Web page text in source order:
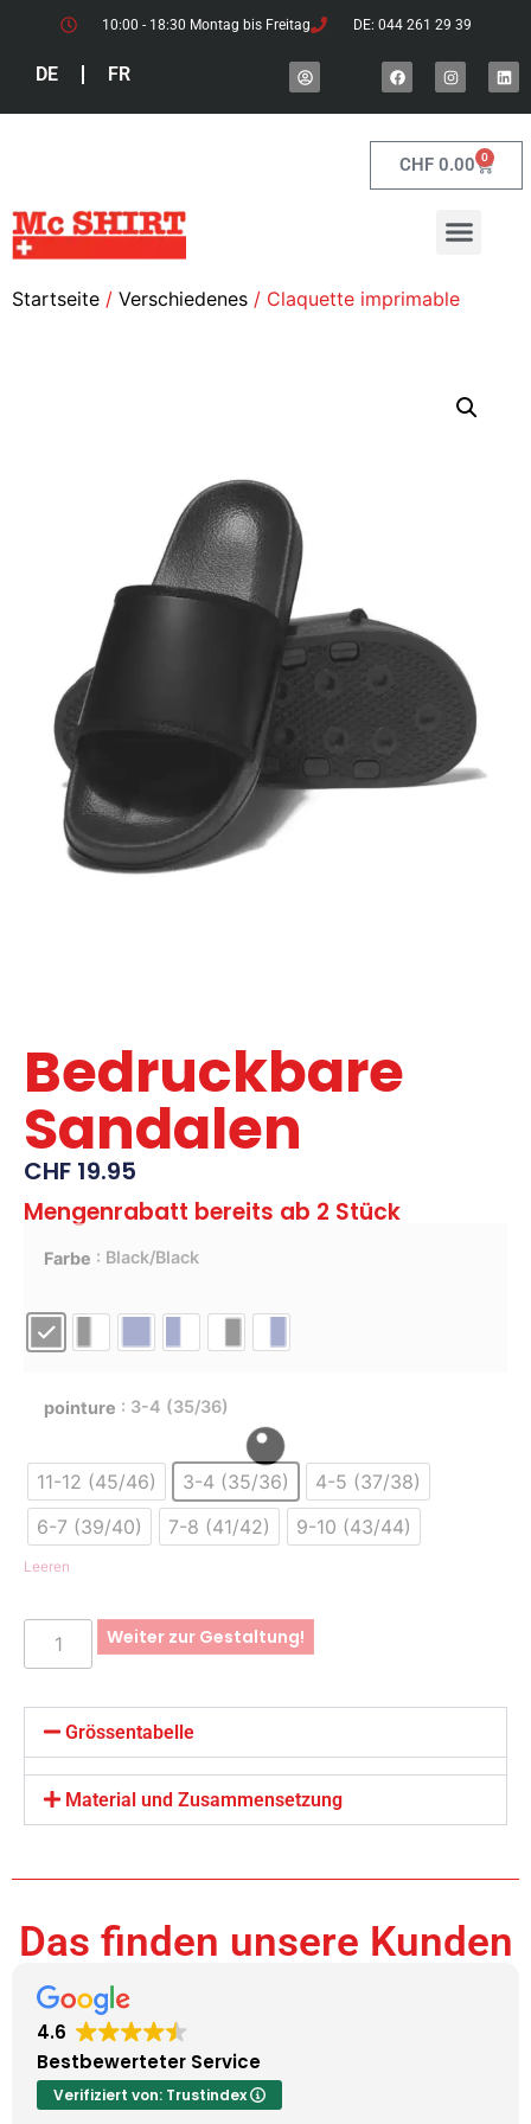
10:00 - 18:30 Montag bis Freitag DE: 044 261 29 39
DE FR
CHF 0.00 0
Startseite / Verschiedenes / Claquette imprimable
Bedruckbare
Sandalen
CHF 19.95
Mengenrabatt bereits ab 2 Stück
Farbe : Black/Black
pointure : 3-4 (35/36)
11-12 (45/46) 3-4 (35/36)
4-5 (37/38)
6-7 (39/40)
7-8 (41/42) 9-10 (43/44)
Leeren
Weiter zur Gestaltung!
Grössentabelle
Material und Zusammensetzung
Das finden unsere Kunden
4.6
Bestbewerteter Service
Verifiziert von: Trustindex